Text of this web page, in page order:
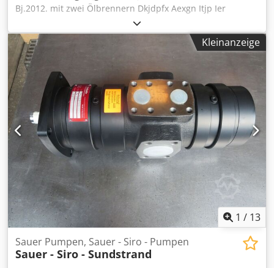
Bj.2012. mit zwei Ölbrennern Dkjdpfx Aexgn Itjp Ier
Kleinanzeige
1 / 13
Sauer Pumpen, Sauer - Siro - Pumpen
Sauer - Siro - Sundstrand